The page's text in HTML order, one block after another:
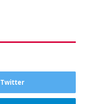
Twitter